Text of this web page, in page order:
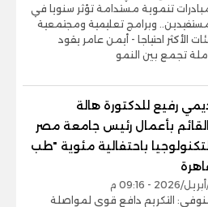
تنموية مستدامة تؤثر سنويا في
وبرامج تعليمية ومجتمعية
الأكثر احتياجا - أيمن عامر يقود
تجمع بين النمو
رفيع للدكتورة هالة
بأعمال رئيس جامعة مصر
باحتفالية مئوية "طب
التكريم دافع قوي لمواصلة